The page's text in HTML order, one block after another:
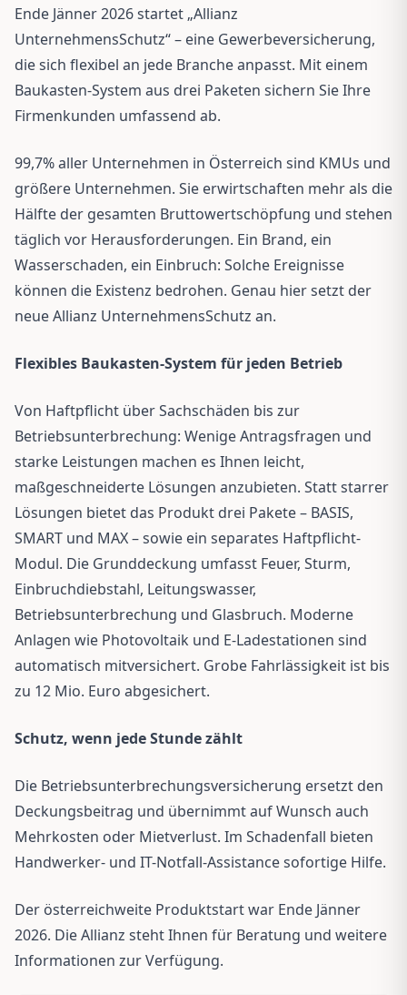
Ende Jänner 2026 startet „Allianz
UnternehmensSchutz“ – eine Gewerbeversicherung,
die sich flexibel an jede Branche anpasst. Mit einem
Baukasten-System aus drei Paketen sichern Sie Ihre
Firmenkunden umfassend ab.
99,7% aller Unternehmen in Österreich sind KMUs und
größere Unternehmen. Sie erwirtschaften mehr als die
Hälfte der gesamten Bruttowertschöpfung und stehen
täglich vor Herausforderungen. Ein Brand, ein
Wasserschaden, ein Einbruch: Solche Ereignisse
können die Existenz bedrohen. Genau hier setzt der
neue Allianz UnternehmensSchutz an.
Flexibles Baukasten-System für jeden Betrieb
Von Haftpflicht über Sachschäden bis zur
Betriebsunterbrechung: Wenige Antragsfragen und
starke Leistungen machen es Ihnen leicht,
maßgeschneiderte Lösungen anzubieten. Statt starrer
Lösungen bietet das Produkt drei Pakete – BASIS,
SMART und MAX – sowie ein separates Haftpflicht-
Modul. Die Grunddeckung umfasst Feuer, Sturm,
Einbruchdiebstahl, Leitungswasser,
Betriebsunterbrechung und Glasbruch. Moderne
Anlagen wie Photovoltaik und E-Ladestationen sind
automatisch mitversichert. Grobe Fahrlässigkeit ist bis
zu 12 Mio. Euro abgesichert.
Schutz, wenn jede Stunde zählt
Die Betriebsunterbrechungsversicherung ersetzt den
Deckungsbeitrag und übernimmt auf Wunsch auch
Mehrkosten oder Mietverlust. Im Schadenfall bieten
Handwerker- und IT-Notfall-Assistance sofortige Hilfe.
Der österreichweite Produktstart war Ende Jänner
2026. Die Allianz steht Ihnen für Beratung und weitere
Informationen zur Verfügung.